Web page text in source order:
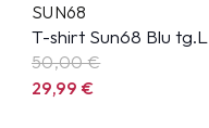
SUN68
T-shirt Sun68 Blu tg.L
50,00 €
29,99€